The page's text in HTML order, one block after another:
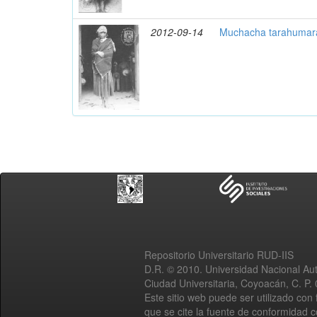
2012-09-14 Muchacha
Repositorio Universitario RUD-IIS
D.R. © 2010. Universidad Nacional
Ciudad Universitaria, Coyoacán, C.
Este sitio web puede ser utilizado
que se cite la fuente de conformidad